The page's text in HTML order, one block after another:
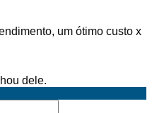
um ótimo custo x
dele.